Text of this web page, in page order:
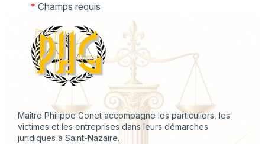
* Champs requis
Maître Philippe Gonet accompagne les particuliers, les
victimes et les entreprises dans leurs démarches
juridiques à Saint-Nazaire.